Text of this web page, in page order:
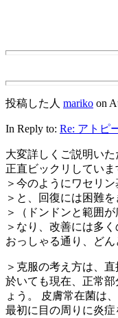
投稿した人 mariko on
In Reply to: Re: アトピ
大変詳しくご説明いた
正直ビックリしてい
＞今のようにワセリ
＞と、回復には困難を
＞（ドンドンと範囲が
＞なり、改善には多く
おっしゃる通り、ど
＞克服の考え方は、
於いても現在、正常
ょう。 皮膚常在菌は
最初に目の周りに炎